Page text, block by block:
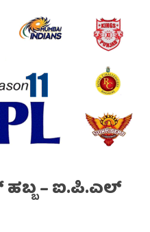
ಹಬ್ಬ – ಐ.ಪಿ.ಎಲ್